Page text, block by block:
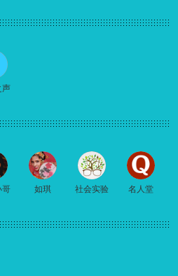
声
哥 如琪 社会实验 名人堂